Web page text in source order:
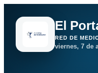
El
RED DE
viernes, 7 de